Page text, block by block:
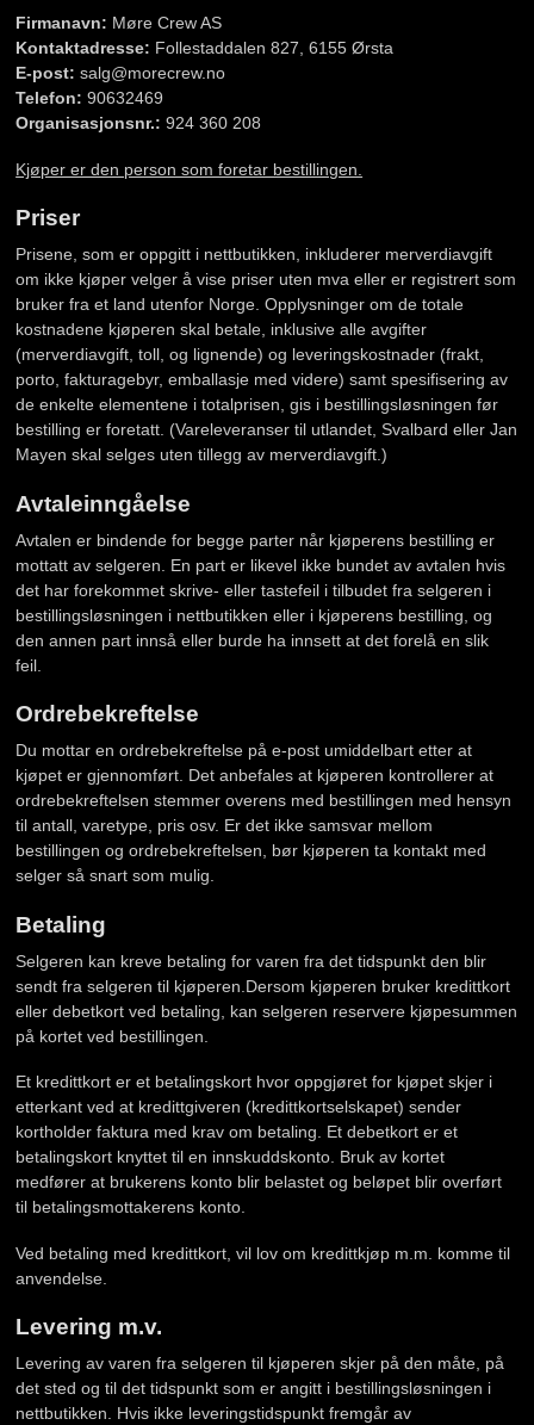
Firmanavn: Møre Crew AS
Kontaktadresse: Follestaddalen 827, 6155 Ørsta
E-post: salg@morecrew.no
Telefon: 90632469
Organisasjonsnr.: 924 360 208
Kjøper er den person som foretar bestillingen.
Priser
Prisene, som er oppgitt i nettbutikken, inkluderer merverdiavgift
om ikke kjøper velger å vise priser uten mva eller er registrert som
bruker fra et land utenfor Norge. Opplysninger om de totale
kostnadene kjøperen skal betale, inklusive alle avgifter
(merverdiavgift, toll, og lignende) og leveringskostnader (frakt,
porto, fakturagebyr, emballasje med videre) samt spesifisering av
de enkelte elementene i totalprisen, gis i bestillingsløsningen før
bestilling er foretatt. (Vareleveranser til utlandet, Svalbard eller Jan
Mayen skal selges uten tillegg av merverdiavgift.)
Avtaleinngåelse
Avtalen er bindende for begge parter når kjøperens bestilling er
mottatt av selgeren. En part er likevel ikke bundet av avtalen hvis
det har forekommet skrive- eller tastefeil i tilbudet fra selgeren i
bestillingsløsningen i nettbutikken eller i kjøperens bestilling, og
den annen part innså eller burde ha innsett at det forelå en slik
feil.
Ordrebekreftelse
Du mottar en ordrebekreftelse på e-post umiddelbart etter at
kjøpet er gjennomført. Det anbefales at kjøperen kontrollerer at
ordrebekreftelsen stemmer overens med bestillingen med hensyn
til antall, varetype, pris osv. Er det ikke samsvar mellom
bestillingen og ordrebekreftelsen, bør kjøperen ta kontakt med
selger så snart som mulig.
Betaling
Selgeren kan kreve betaling for varen fra det tidspunkt den blir
sendt fra selgeren til kjøperen.Dersom kjøperen bruker kredittkort
eller debetkort ved betaling, kan selgeren reservere kjøpesummen
på kortet ved bestillingen.
Et kredittkort er et betalingskort hvor oppgjøret for kjøpet skjer i
etterkant ved at kredittgiveren (kredittkortselskapet) sender
kortholder faktura med krav om betaling. Et debetkort er et
betalingskort knyttet til en innskuddskonto. Bruk av kortet
medfører at brukerens konto blir belastet og beløpet blir overført
til betalingsmottakerens konto.
Ved betaling med kredittkort, vil lov om kredittkjøp m.m. komme til
anvendelse.
Levering m.v.
Levering av varen fra selgeren til kjøperen skjer på den måte, på
det sted og til det tidspunkt som er angitt i bestillingsløsningen i
nettbutikken. Hvis ikke leveringstidspunkt fremgår av